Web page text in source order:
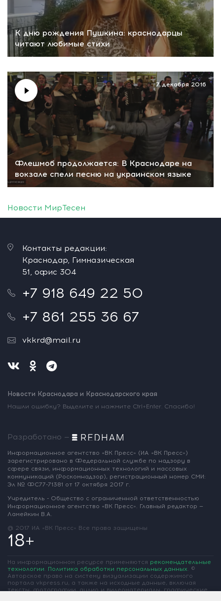
К дню рождения Пушкина: краснодарцы
читают любимые стихи
Флешмоб продолжается: В Краснодаре на
вокзале спели песню на украинском языке
7 декабря 2016
Новости МирТесен
Контакты редакции:
Краснодар, Гимназическая
51, офис 304
+7 918 649 22 50
+7 861 255 36 67
vkkrd@mail.ru
Новости Краснодара и Краснодарского края
Нашли ошибку? Выделите и нажмите Ctrl+Enter. Спасибо!
Разработано —
Информационное агентство «ВК Пресс» (ИА «ВК Пресс»)
зарегистрировано в Федеральной службе по надзору в
сфере связи, информационных технологий и массовых
коммуникаций (Роскомнадзор), регистрационный номер СМИ:
Эл № ФС77-71381 от 17 октября 2017 г.
Учредитель - Общество с ограниченной ответственностью
Информационное агентство «ВК Пресс». Главный редактор —
Ламейкин В.А.
@ 2017 ИА «ВК Пресс» Все права защищены
18+
На информационном ресурсе применяются рекомендательные
технологии. Политика обработки персональных данных. ©
Авторское право на систему визуализации содержимого
портала vkpress.ru, а также на исходные данные, включая
тексты, фотографии, аудио и видеоматериалы, графические